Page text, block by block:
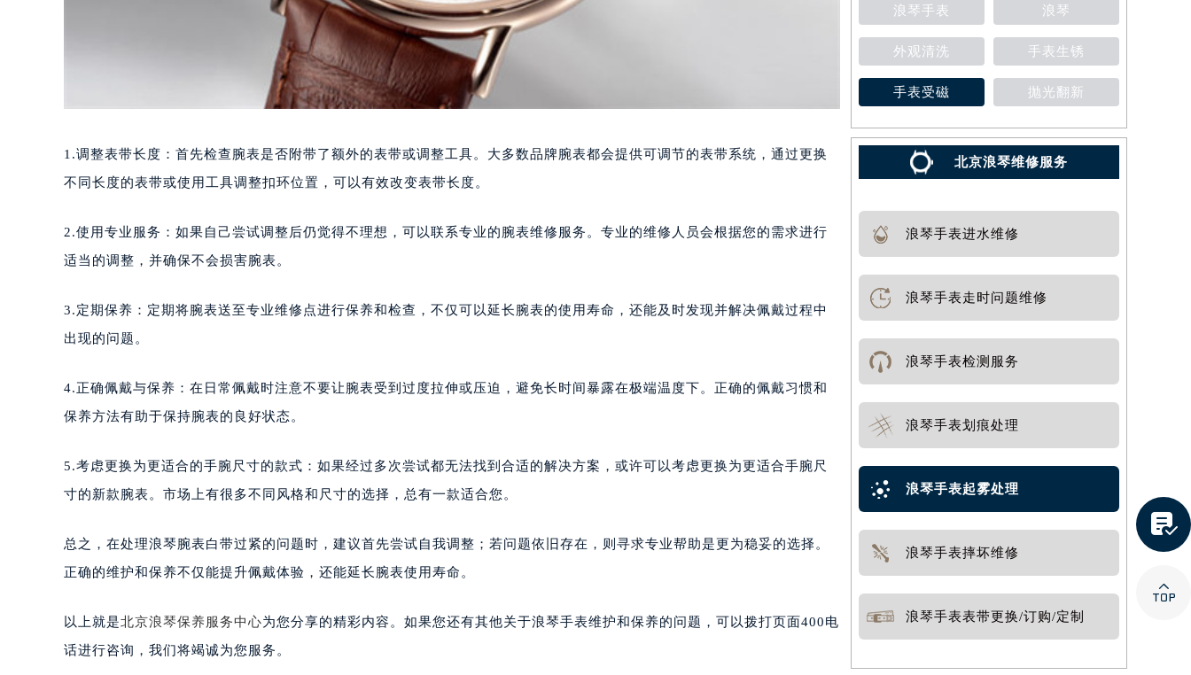
1.调整表带长度：首先检查腕表是否附带了额外的表带或调整工具。大多数品牌腕表都会提供可调节的表带系统，通过更换
不同长度的表带或使用工具调整扣环位置，可以有效改变表带长度。
2.使用专业服务：如果自己尝试调整后仍觉得不理想，可以联系专业的腕表维修服务。专业的维修人员会根据您的需求进行
适当的调整，并确保不会损害腕表。
3.定期保养：定期将腕表送至专业维修点进行保养和检查，不仅可以延长腕表的使用寿命，还能及时发现并解决佩戴过程中
出现的问题。
4.正确佩戴与保养：在日常佩戴时注意不要让腕表受到过度拉伸或压迫，避免长时间暴露在极端温度下。正确的佩戴习惯和
保养方法有助于保持腕表的良好状态。
5.考虑更换为更适合的手腕尺寸的款式：如果经过多次尝试都无法找到合适的解决方案，或许可以考虑更换为更适合手腕尺
寸的新款腕表。市场上有很多不同风格和尺寸的选择，总有一款适合您。
总之，在处理浪琴腕表白带过紧的问题时，建议首先尝试自我调整；若问题依旧存在，则寻求专业帮助是更为稳妥的选择。
正确的维护和保养不仅能提升佩戴体验，还能延长腕表使用寿命。
以上就是北京浪琴保养服务中心为您分享的精彩内容。如果您还有其他关于浪琴手表维护和保养的问题，可以拨打页面400电
话进行咨询，我们将竭诚为您服务。
浪琴手表 浪琴
外观清洗 手表生锈
手表受磁 抛光翻新
北京浪琴维修服务
浪琴手表进水维修
浪琴手表走时问题维修
浪琴手表检测服务
浪琴手表划痕处理
浪琴手表起雾处理
浪琴手表摔坏维修
浪琴手表表带更换/订购/定制

